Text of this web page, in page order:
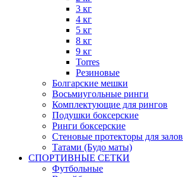
3 кг
4 кг
5 кг
8 кг
9 кг
Torres
Резиновые
Болгарские мешки
Восьмиугольные ринги
Комплектующие для рингов
Подушки боксерские
Ринги боксерские
Стеновые протекторы для залов
Татами (Будо маты)
СПОРТИВНЫЕ СЕТКИ
Футбольные